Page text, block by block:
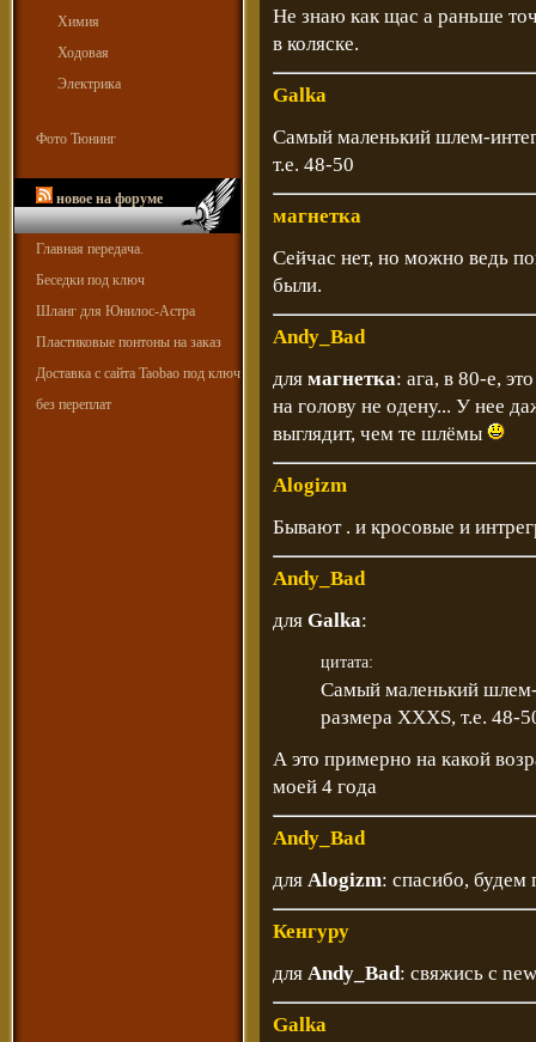
Химия
Ходовая
Электрика
Фото Тюнинг
новое на форуме
Главная передача.
Беседки под ключ
Шланг для Юнилос-Астра
Пластиковые понтоны на заказ
Доставка с сайта Taobao под ключ
без переплат
Не знаю как щас а раньше
в коляске.
Galka
Самый маленький шлем-
т.е. 48-50
магнетка
Сейчас нет, но можно ведь
были.
Andy_Bad
для магнетка: ага, в 80-е,
на голову не одену... У нее
выглядит, чем те шлёмы
Alogizm
Бывают . и кросовые и
Andy_Bad
для Galka:
цитата:
Самый маленький шлем-
размера XXXS, т.е. 48-
А это примерно на какой
моей 4 года
Andy_Bad
для Alogizm: спасибо, будем
Кенгуру
для Andy_Bad: свяжись с
Galka